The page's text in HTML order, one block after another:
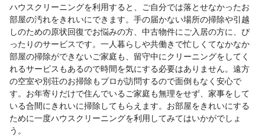
ハウスクリーニングを利用すると、ご自分では落とせなかったお
部屋の汚れをきれいにできます。手の届かない場所の掃除や引越
しのための原状回復でお悩みの方、中古物件にご入居の方に、ぴ
ったりのサービスです。一人暮らしや共働きで忙しくてなかなか
部屋の掃除ができないご家庭も、留守中にクリーニングをしてく
れるサービスもあるので時間を気にする必要はありません。遠方
の空室や別荘のお掃除もプロが訪問するので面倒もなく安心で
す。お年寄りだけで住んでいるご家庭も無理をせず、家事をして
いる合間にきれいに掃除してもらえます。お部屋をきれいにする
ために一度ハウスクリーニングを利用してみてはいかがでしょ
う。